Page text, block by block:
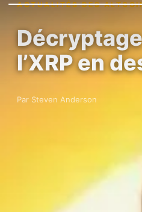
ACTUALITÉS DES
l’XRP en
Par Steven Anderson